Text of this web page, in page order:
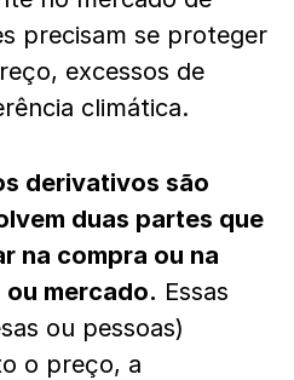
precisam se proteger
excessos de
climática.
derivativos são
duas partes que
na compra ou na
mercado. Essas
ou pessoas)
o preço, a